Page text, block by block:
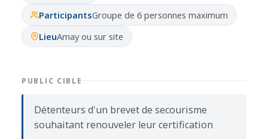
ParticipantsGroupe de 6 personnes maximum
LieuAmay ou sur site
PUBLIC CIBLE
Détenteurs d'un brevet de secourisme
souhaitant renouveler leur certification